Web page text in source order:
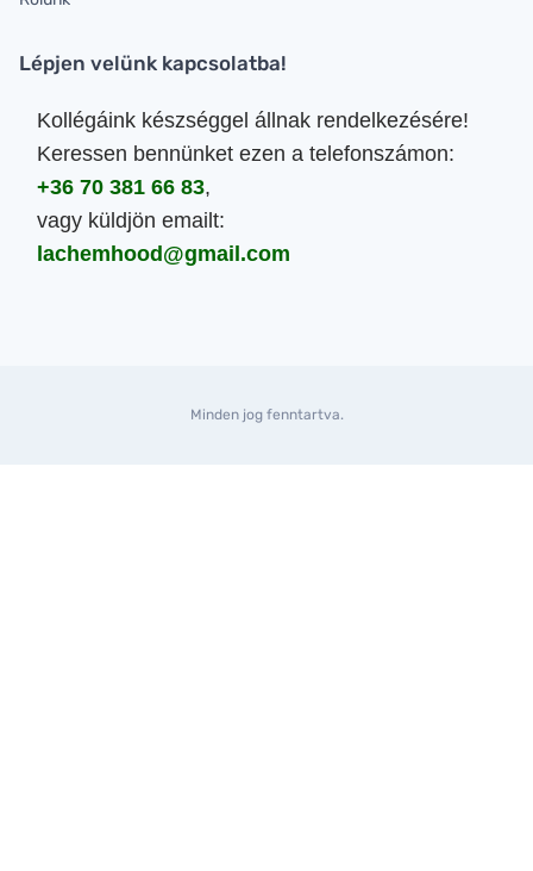
Lépjen velünk kapcsolatba!
Kollégáink készséggel állnak rendelkezésére!
Keressen bennünket ezen a telefonszámon:
+36 70 381 66 83,
vagy küldjön emailt:
lachemhood@gmail.com
Minden jog fenntartva.